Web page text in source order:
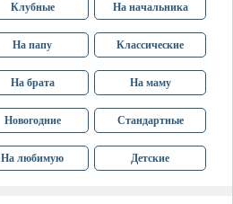
Клубные На начальника
На папу Классические
На брата На маму
Новогодние Стандартные
На любимую Детские